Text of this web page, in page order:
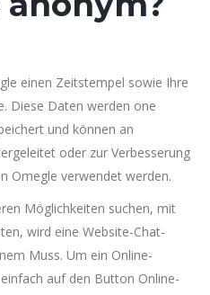
einen Zeitstempel sowie Ihre
Diese Daten werden one
und können an
oder zur Verbesserung
Omegle verwendet werden.
Möglichkeiten suchen, mit
wird eine Website-Chat-
Muss. Um ein Online-
auf den Button Online-